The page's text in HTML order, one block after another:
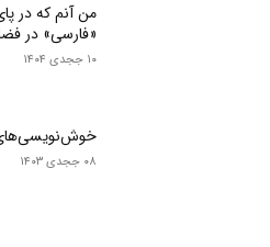
من آنم که در
«فارسی» در
۱۰ ججدی ۱۴۰۴
۰۸ ججدی ۱۴۰۳